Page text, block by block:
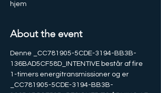
hjem
About the event
Denne _CC781905-5CDE-3194-BB3B-
136BAD5CF58D_INTENTIVE består af fire
1-timers energitransmissioner og er
_CC781905-5CDE-3194-BB3B-